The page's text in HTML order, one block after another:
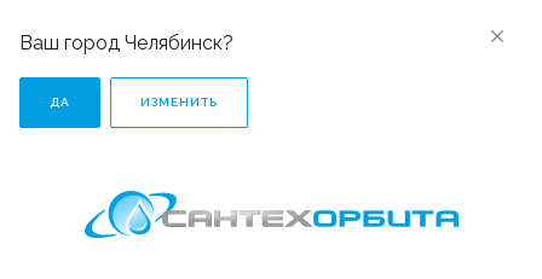
Ваш город Челябинск?
ДА ИЗМЕНИТЬ